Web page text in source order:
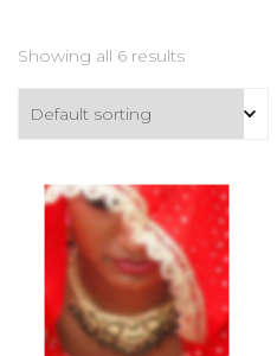
Showing all 6 results